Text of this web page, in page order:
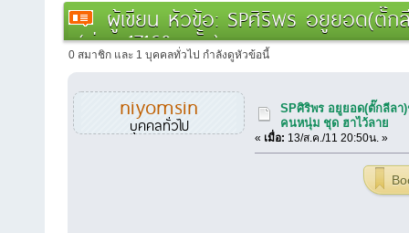
ผู้เขียน หัวข้อ: SPศิริพร อยูยอด(ตั๊
(อ่าน 17168 ครั้ง)
0 สมาชิก และ 1 บุคคลทั่วไป กำลังดูหัวข้อนี้
niyomsin
บุคคลทั่วไป
SPศิริพร อยูยอด(ตั๊กลีล
คนหนุ่ม ชุด ฮาไว้ลาย
« เมื่อ: 13/ส.ค./11 20:50น. »